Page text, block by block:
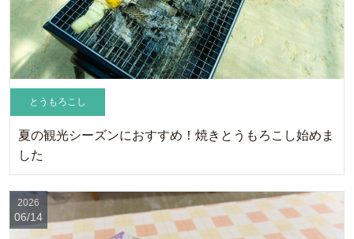
とうもろこし
夏の観光シーズンにおすすめ！焼きとうもろこし始めま
した
2026
06/14